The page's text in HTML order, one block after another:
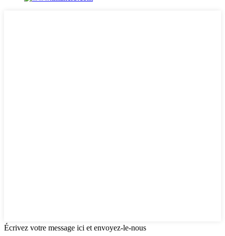
Écrivez votre message ici et envoyez-le-nous